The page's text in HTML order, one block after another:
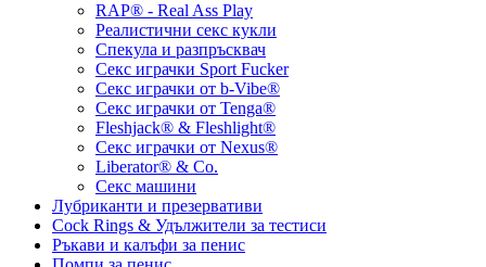
RAP® - Real Ass Play
Реалистични секс кукли
Спекула и разпръсквач
Секс играчки Sport Fucker
Секс играчки от b-Vibe®
Секс играчки от Tenga®
Fleshjack® & Fleshlight®
Секс играчки от Nexus®
Liberator® & Co.
Секс машини
Лубриканти и презервативи
Cock Rings & Удължители за тестиси
Ръкави и калъфи за пенис